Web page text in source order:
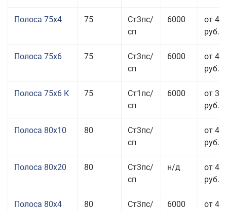
Полоса 75x4 75
Ст3пс/
сп
6000
от 41
руб.
Полоса 75x6 75
Ст3пс/
сп
6000
от 42
руб.
Полоса 75x6 К 75
Ст1пс/
сп
6000
от 35
руб.
Полоса 80x10 80
Ст3пс/
сп
от 42
руб.
Полоса 80x20 80
Ст3пс/
сп
н/д
от 49
руб.
Полоса 80x4 80
Ст3пс/
6000
от 42